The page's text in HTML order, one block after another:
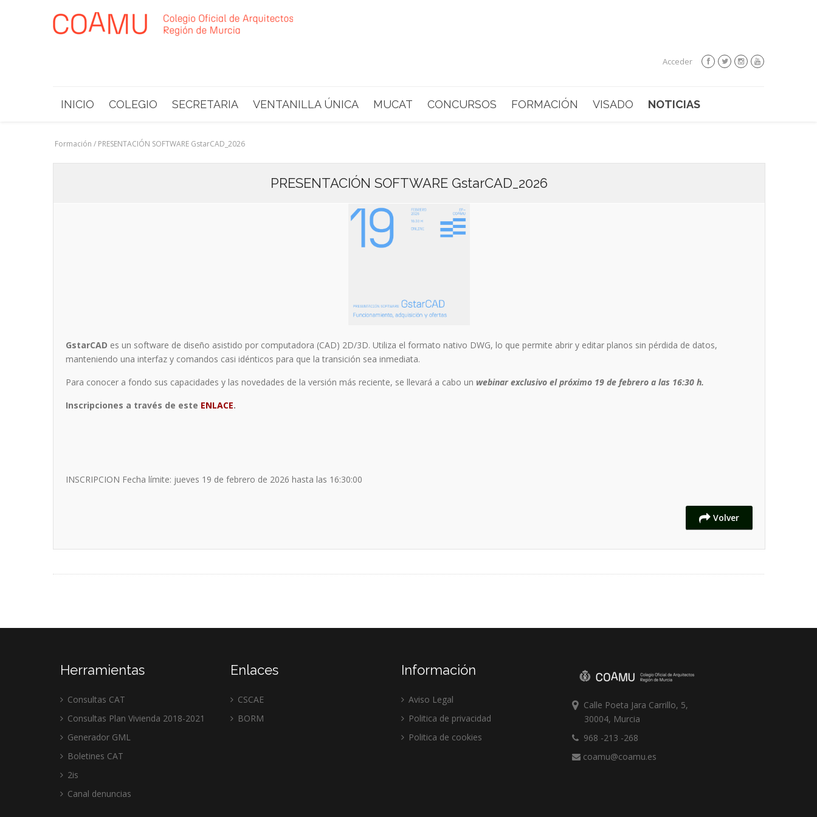
Acceder
INICIO COLEGIO SECRETARIA VENTANILLA ÚNICA MUCAT CONCURSOS FORMACIÓN VISADO NOTICIAS
Formación / PRESENTACIÓN SOFTWARE GstarCAD_2026
PRESENTACIÓN SOFTWARE GstarCAD_2026
GstarCAD es un software de diseño asistido por computadora (CAD) 2D/3D. Utiliza el formato nativo DWG, lo que permite abrir y editar planos sin pérdida de datos,
manteniendo una interfaz y comandos casi idénticos para que la transición sea inmediata.
Para conocer a fondo sus capacidades y las novedades de la versión más reciente, se llevará a cabo un webinar exclusivo el próximo 19 de febrero a las 16:30 h.
Inscripciones a través de este ENLACE.
INSCRIPCION Fecha límite: jueves 19 de febrero de 2026 hasta las 16:30:00
Volver
Herramientas
Consultas CAT
Consultas Plan Vivienda 2018-2021
Generador GML
Boletines CAT
2is
Canal denuncias
Enlaces
CSCAE
BORM
Información
Aviso Legal
Politica de privacidad
Politica de cookies
Calle Poeta Jara Carrillo, 5,
30004, Murcia
968 -213 -268
coamu@coamu.es